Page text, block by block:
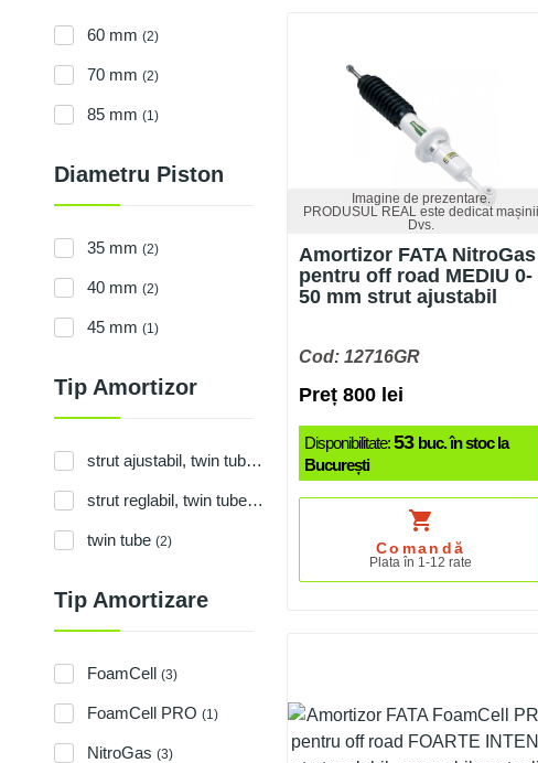
60 mm (2)
70 mm (2)
85 mm (1)
Diametru Piston
35 mm (2)
40 mm (2)
45 mm (1)
Tip Amortizor
strut ajustabil, twin tube(2)
strut reglabil, twin tube, reparabil (1)
twin tube (2)
Tip Amortizare
FoamCell (3)
FoamCell PRO (1)
NitroGas (3)
Imagine de prezentare.
PRODUSUL REAL este dedicat mașinii
Dvs.
Amortizor FATA NitroGas
pentru off road MEDIU 0-
50 mm strut ajustabil
Cod: 12716GR
Preț 800 lei
Disponibilitate:53buc. în stoc la
București
shopping_cart
Comandă
Plata în 1-12 rate